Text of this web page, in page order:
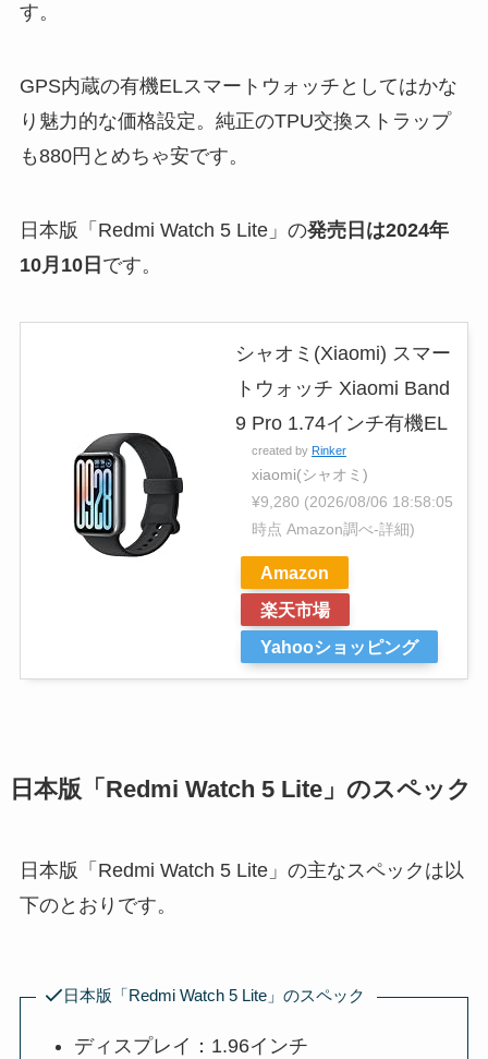
す。
GPS内蔵の有機ELスマートウォッチとしてはかな
り魅力的な価格設定。純正のTPU交換ストラップ
も880円とめちゃ安です。
日本版「Redmi Watch 5 Lite」の発売日は2024年
10月10日 です。
シャオミ(Xiaomi) スマー
トウォッチ Xiaomi Band
9 Pro 1.74インチ有機EL
created by Rinker
xiaomi(シャオミ)
¥9,280 (2026/08/06 18:58:05
時点 Amazon調べ-詳細)
Amazon
楽天市場
Yahooショッピング
日本版「Redmi Watch 5 Lite」のスペック
日本版「Redmi Watch 5 Lite」の主なスペックは以
下のとおりです。
日本版「Redmi Watch 5 Lite」のスペック
ディスプレイ：1.96インチ